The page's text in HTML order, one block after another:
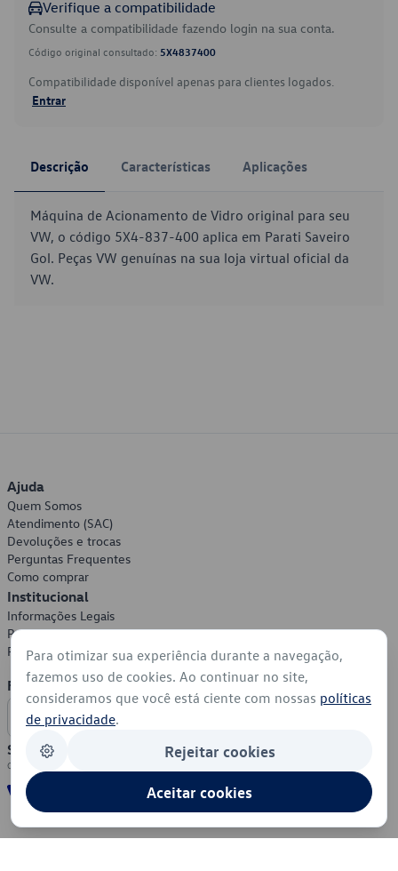
Verifique a compatibilidade
Consulte a compatibilidade fazendo login na sua conta.
Código original consultado: 5X4837400
Compatibilidade disponível apenas para clientes logados.
Entrar
Descrição Características Aplicações
Máquina de Acionamento de Vidro original para seu
VW, o código 5X4-837-400 aplica em Parati Saveiro
Gol. Peças VW genuínas na sua loja virtual oficial da
VW.
Ajuda
Quem Somos
Atendimento (SAC)
Devoluções e trocas
Perguntas Frequentes
Como comprar
Institucional
Informações Legais
Política de Privacidade
Política de Cookies
Formas de Pagamento
Segurança
Para otimizar sua experiência durante a navegação,
fazemos uso de cookies. Ao continuar no site,
consideramos que você está ciente com nossas políticas
de privacidade.
Rejeitar cookies
Aceitar cookies